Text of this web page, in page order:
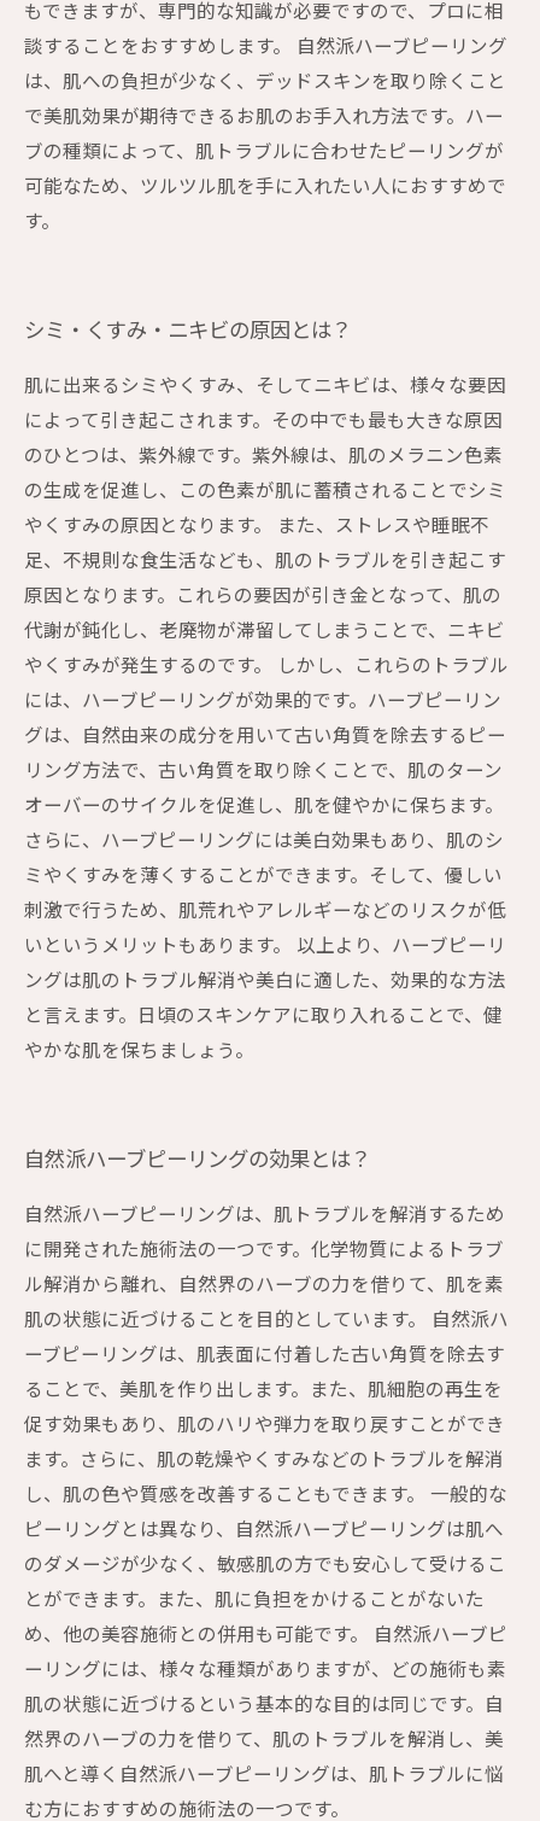
もできますが、専門的な知識が必要ですので、プロに相
談することをおすすめします。 自然派ハーブピーリング
は、肌への負担が少なく、デッドスキンを取り除くこと
で美肌効果が期待できるお肌のお手入れ方法です。ハー
ブの種類によって、肌トラブルに合わせたピーリングが
可能なため、ツルツル肌を手に入れたい人におすすめで
す。
シミ・くすみ・ニキビの原因とは？
肌に出来るシミやくすみ、そしてニキビは、様々な要因
によって引き起こされます。その中でも最も大きな原因
のひとつは、紫外線です。紫外線は、肌のメラニン色素
の生成を促進し、この色素が肌に蓄積されることでシミ
やくすみの原因となります。 また、ストレスや睡眠不
足、不規則な食生活なども、肌のトラブルを引き起こす
原因となります。これらの要因が引き金となって、肌の
代謝が鈍化し、老廃物が滞留してしまうことで、ニキビ
やくすみが発生するのです。 しかし、これらのトラブル
には、ハーブピーリングが効果的です。ハーブピーリン
グは、自然由来の成分を用いて古い角質を除去するピー
リング方法で、古い角質を取り除くことで、肌のターン
オーバーのサイクルを促進し、肌を健やかに保ちます。
さらに、ハーブピーリングには美白効果もあり、肌のシ
ミやくすみを薄くすることができます。そして、優しい
刺激で行うため、肌荒れやアレルギーなどのリスクが低
いというメリットもあります。 以上より、ハーブピーリ
ングは肌のトラブル解消や美白に適した、効果的な方法
と言えます。日頃のスキンケアに取り入れることで、健
やかな肌を保ちましょう。
自然派ハーブピーリングの効果とは？
自然派ハーブピーリングは、肌トラブルを解消するため
に開発された施術法の一つです。化学物質によるトラブ
ル解消から離れ、自然界のハーブの力を借りて、肌を素
肌の状態に近づけることを目的としています。 自然派ハ
ーブピーリングは、肌表面に付着した古い角質を除去す
ることで、美肌を作り出します。また、肌細胞の再生を
促す効果もあり、肌のハリや弾力を取り戻すことができ
ます。さらに、肌の乾燥やくすみなどのトラブルを解消
し、肌の色や質感を改善することもできます。 一般的な
ピーリングとは異なり、自然派ハーブピーリングは肌へ
のダメージが少なく、敏感肌の方でも安心して受けるこ
とができます。また、肌に負担をかけることがないた
め、他の美容施術との併用も可能です。 自然派ハーブピ
ーリングには、様々な種類がありますが、どの施術も素
肌の状態に近づけるという基本的な目的は同じです。自
然界のハーブの力を借りて、肌のトラブルを解消し、美
肌へと導く自然派ハーブピーリングは、肌トラブルに悩
む方におすすめの施術法の一つです。